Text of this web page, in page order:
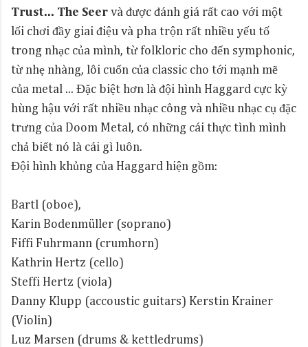
Trust... The Seer và được đánh giá rất cao với một
lối chơi đầy giai điệu và pha trộn rất nhiều yếu tố
trong nhạc của mình, từ folkloric cho đến symphonic,
từ nhẹ nhàng, lôi cuốn của classic cho tới mạnh mẽ
của metal ... Đặc biệt hơn là đội hình Haggard cực kỳ
hùng hậu với rất nhiều nhạc công và nhiều nhạc cụ đặc
trưng của Doom Metal, có những cái thực tình mình
chả biết nó là cái gì luôn.
Đội hình khủng của Haggard hiện gồm:
Bartl (oboe),
Karin Bodenmüller (soprano)
Fiffi Fuhrmann (crumhorn)
Kathrin Hertz (cello)
Steffi Hertz (viola)
Danny Klupp (accoustic guitars) Kerstin Krainer
(Violin)
Luz Marsen (drums & kettledrums)